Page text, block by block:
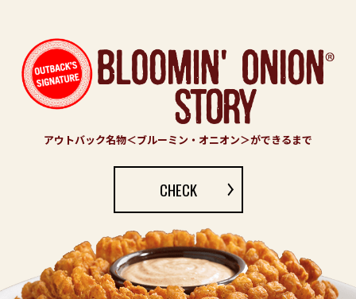
アウトバック名物＜ブルーミン・オニオン＞ができるまで
CHECK